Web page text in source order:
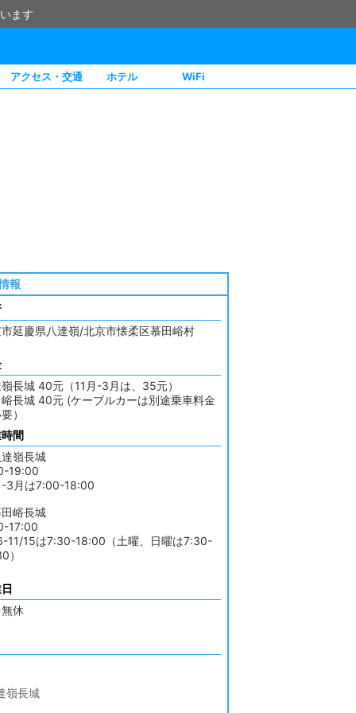
ます
アクセス・交通 ホテル WiFi
報
延慶県八達嶺/北京市懐柔区慕田峪村
嶺長城 40元（11月-3月は、35元）
長城 40元 (ケーブルカーは別途乗車料金
）
間
嶺長城
19:00
-3月は7:00-18:00
峪長城
17:00
11/15は7:30-18:00（土曜、日曜は7:30-
）
休
嶺長城